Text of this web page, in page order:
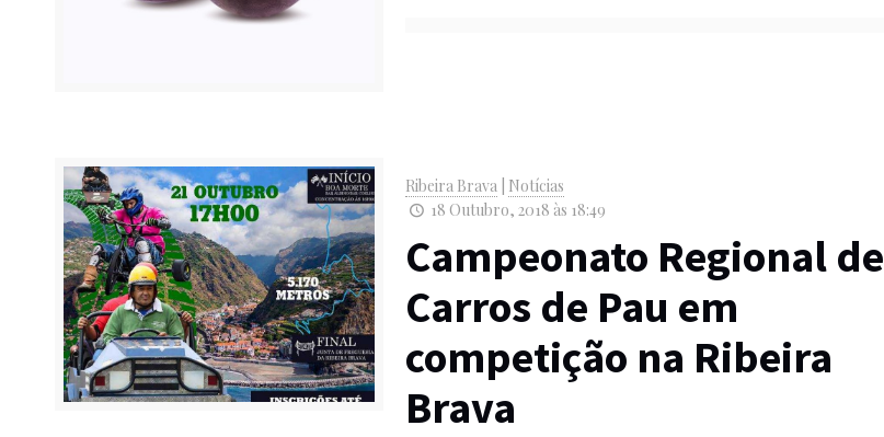
Ribeira Brava Notícias
18 Outubro, 2018 às 18:49
Campeonato Regional de
Carros de Pau em
competição na Ribeira
Brava